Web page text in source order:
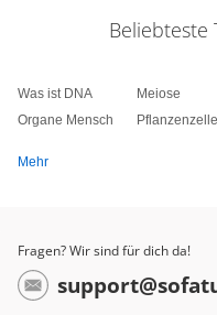
Beliebteste
Was ist DNA
Organe Mensch
Meiose
Pflanzenzelle
Mehr
Fragen? Wir sind für dich da!